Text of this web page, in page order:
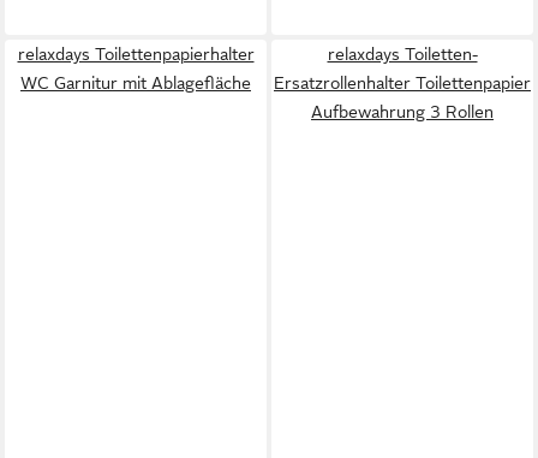
relaxdays Toilettenpapierhalter
WC Garnitur mit Ablagefläche
relaxdays Toiletten-
Ersatzrollenhalter Toilettenpapier
Aufbewahrung 3 Rollen